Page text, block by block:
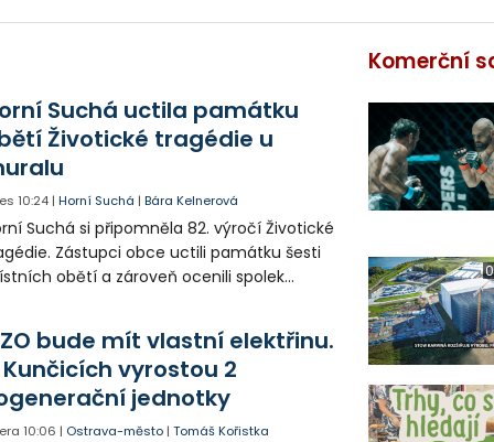
Suchá uctila památku
Životické tragédie u
10:24 |Horní Suchá |Bára Kelnerová
Suchá si připomněla 82. výročí Životické
Zástupci obce uctili památku šesti
obětí a zároveň ocenili spolek
bude mít vlastní elektřinu.
Kunčicích vyrostou 2
jednotky
10:06 | Ostrava-město |Tomáš Kořistka
Komerční